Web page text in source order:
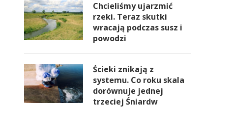
Cyfrowa pieczątka nie zbada
serca. Problem medycyny pracy
jest znacznie głębszy
ETF-y sprzedają, banki
kupują. Rynek złota
Chcieliśmy ujarzmić
rzeki. Teraz skutki
wracają podczas susz i
powodzi
Ścieki znikają z
systemu. Co roku skala
dorównuje jednej
trzeciej Śniardw